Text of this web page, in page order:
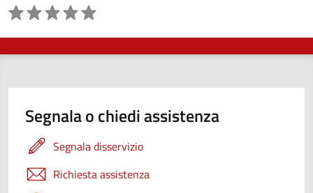
Valutazione
Segnala o chiedi assistenza
Segnala disservizio
Richiesta assistenza